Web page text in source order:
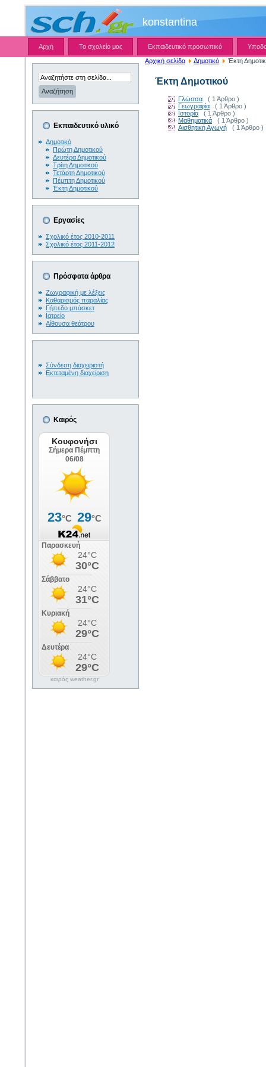
konstantina
Αρχή Το σχολείο μας Εκπαιδευτικό προσωπικό
Εκπαιδευτικό υλικό
Δημοτικό
Πρώτη Δημοτικού
Δευτέρα Δημοτικού
Τρίτη Δημοτικού
Τετάρτη Δημοτικού
Πέμπτη Δημοτικού
Έκτη Δημοτικού
Εργασίες
Σχολικό έτος 2010-2011
Σχολικό έτος 2011-2012
Πρόσφατα άρθρα
Ζωγραφική με λέξεις
Καθαρισμός παραλίας
Γήπεδο μπάσκετ
Ιατρείο
Αίθουσα θεάτρου
Σύνδεση διαχειριστή
Εκτεταμένη διαχείριση
Καιρός
καιρός weather.gr
Αρχική σελίδα Δημοτικό Έκτη
Έκτη Δημοτικού
Γλώσσα
( 1 Άρθρο )
Γεωγραφία
( 1 Άρθρο )
Ιστορία
( 1 Άρθρο )
Μαθηματικά
( 1 Άρθρο )
Αισθητική Αγωγή
( 1 Άρθρο )